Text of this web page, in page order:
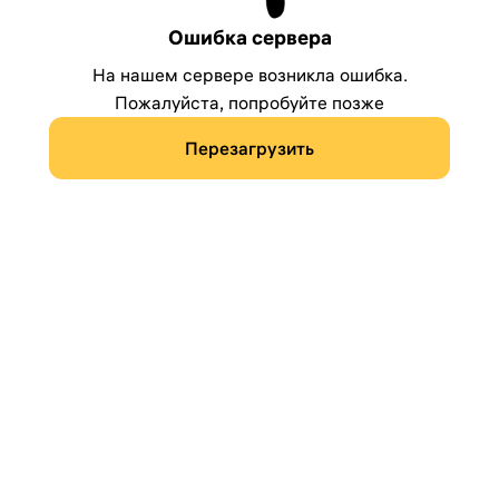
Ошибка сервера
На нашем сервере возникла ошибка.
Пожалуйста, попробуйте позже
Перезагрузить